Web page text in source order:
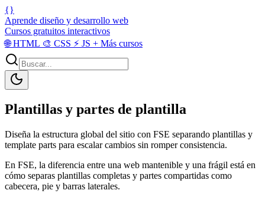
{}
Aprende diseño y desarrollo web
Cursos gratuitos interactivos
🌐HTML 🎨 CSS ⚡ JS + Más cursos
Plantillas y partes de plantilla
Diseña la estructura global del sitio con FSE separando plantillas y
template parts para escalar cambios sin romper consistencia.
En FSE, la diferencia entre una web mantenible y una frágil está en
cómo separas plantillas completas y partes compartidas como
cabecera, pie y barras laterales.